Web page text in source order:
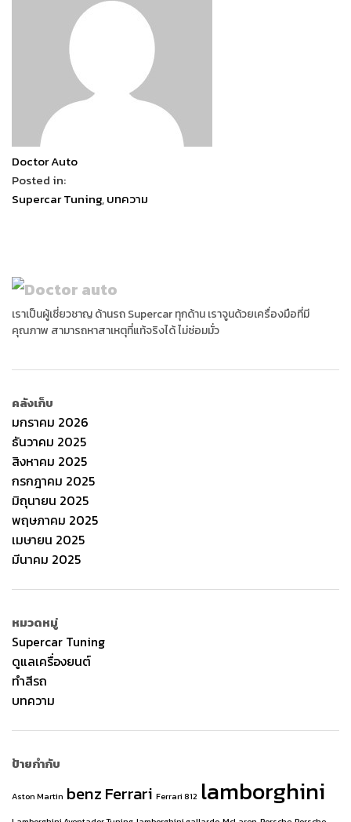
Doctor Auto
Posted in:
Supercar Tuning,บทความ
เราเป็นผู้เชี่ยวชาญ ด้านรถ Supercar ทุกด้าน เราจูนด้วยเครื่องมือที่มี
คุณภาพ สามารถหาสาเหตุที่แท้จริงได้ ไม่ซ่อมมั่ว
คลังเก็บ
มกราคม 2026
ธันวาคม 2025
สิงหาคม 2025
กรกฎาคม 2025
มิถุนายน 2025
พฤษภาคม 2025
เมษายน 2025
มีนาคม 2025
หมวดหมู่
Supercar Tuning
ดูแลเครื่องยนต์
ทำสีรถ
บทความ
ป้ายกำกับ
Aston Martin benzFerrari Ferrari 812 lamborghini